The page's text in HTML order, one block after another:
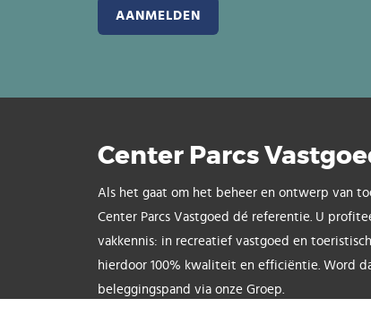
Center Parcs
Als het gaat om het beheer en ontwerp van
Center Parcs Vastgoed dé referentie. U
vakkennis: in recreatief vastgoed en
hierdoor 100% kwaliteit en efficiëntie. Word
beleggingspand via onze Groep.